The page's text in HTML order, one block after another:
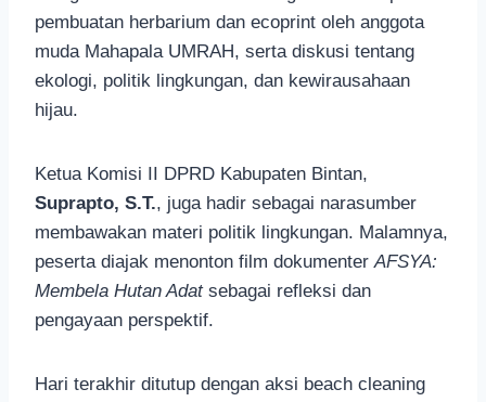
pembuatan herbarium dan ecoprint oleh anggota
muda Mahapala UMRAH, serta diskusi tentang
ekologi, politik lingkungan, dan kewirausahaan
hijau.
Ketua Komisi II DPRD Kabupaten Bintan,
Suprapto, S.T., juga hadir sebagai narasumber
membawakan materi politik lingkungan. Malamnya,
peserta diajak menonton film dokumenterAFSYA:
Membela Hutan Adatsebagai refleksi dan
pengayaan perspektif.
Hari terakhir ditutup dengan aksi beach cleaning